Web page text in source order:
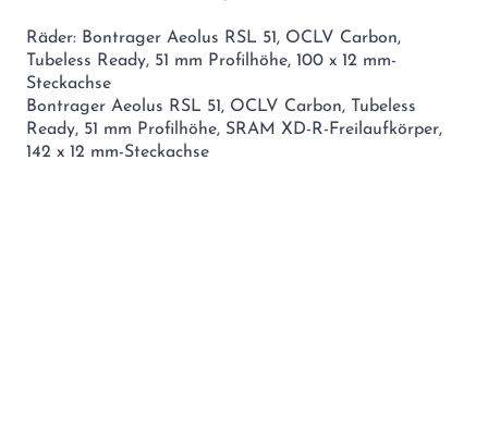
Räder: Bontrager Aeolus RSL 51, OCLV Carbon,
Tubeless Ready, 51 mm Profilhöhe, 100 x 12 mm-
Steckachse
Bontrager Aeolus RSL 51, OCLV Carbon, Tubeless
Ready, 51 mm Profilhöhe, SRAM XD-R-Freilaufkörper,
142 x 12 mm-Steckachse